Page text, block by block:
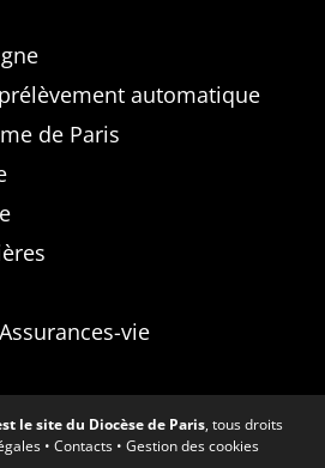
automatique
de Paris
vie
le site du Diocèse de Paris, tous droits
• Contacts• Gestion des cookies